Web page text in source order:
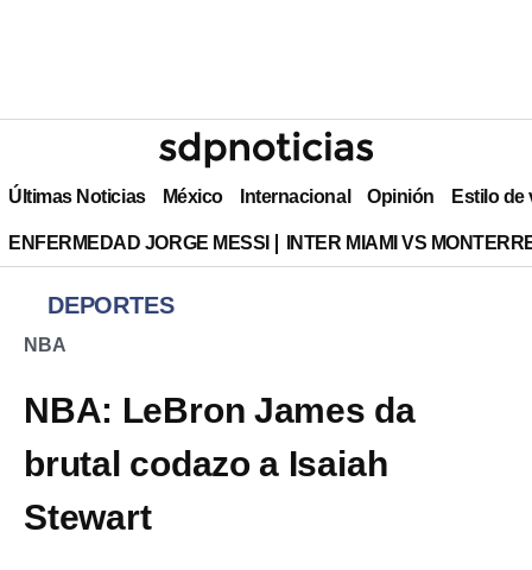
Últimas Noticias México Internacional Opinión Estilo de
ENFERMEDAD JORGE MESSI INTER MIAMI VS
DEPORTES
NBA
NBA: LeBron James da
brutal codazo a Isaiah
Stewart